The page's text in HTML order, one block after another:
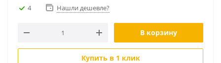
4 Нашли дешевле?
В корзину
Купить в 1 клик